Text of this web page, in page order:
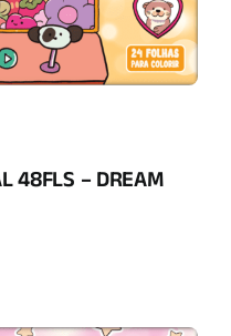
48FLS – DREAM